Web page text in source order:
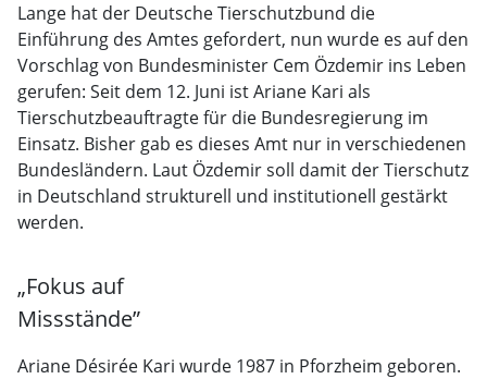
Lange hat der Deutsche Tierschutzbund die
Einführung des Amtes gefordert, nun wurde es auf den
Vorschlag von Bundesminister Cem Özdemir ins Leben
gerufen: Seit dem 12. Juni ist Ariane Kari als
Tierschutzbeauftragte für die Bundesregierung im
Einsatz. Bisher gab es dieses Amt nur in verschiedenen
Bundesländern. Laut Özdemir soll damit der Tierschutz
in Deutschland strukturell und institutionell gestärkt
werden.
„Fokus auf
Missstände”
Ariane Désirée Kari wurde 1987 in Pforzheim geboren.